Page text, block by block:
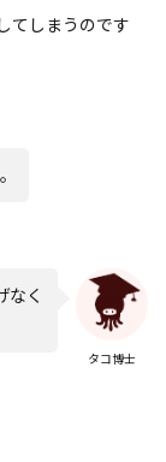
てしまうのです
タコ博士
なく